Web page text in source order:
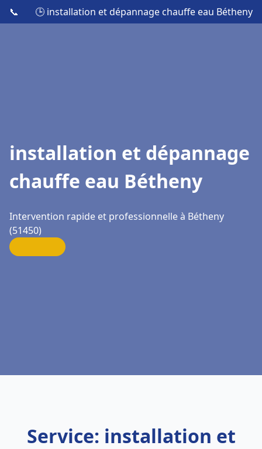
📞 🕒 installation et dépannage chauffe eau Bétheny
installation et dépannage
chauffe eau Bétheny
Intervention rapide et professionnelle à Bétheny
(51450)
Service: installation et